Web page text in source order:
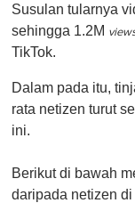
Susulan tularnya
sehingga 1.2M
TikTok.
Dalam pada itu,
rata netizen turut
ini.
Berikut di bawah
daripada netizen di